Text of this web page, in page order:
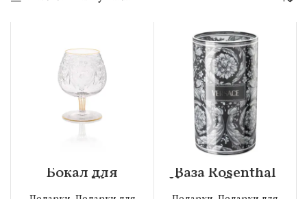
Бокал для
коньяка Moser
Махарани 320
Ваза Rosenthal
Versace Барокко
Дымка 16,6 см,